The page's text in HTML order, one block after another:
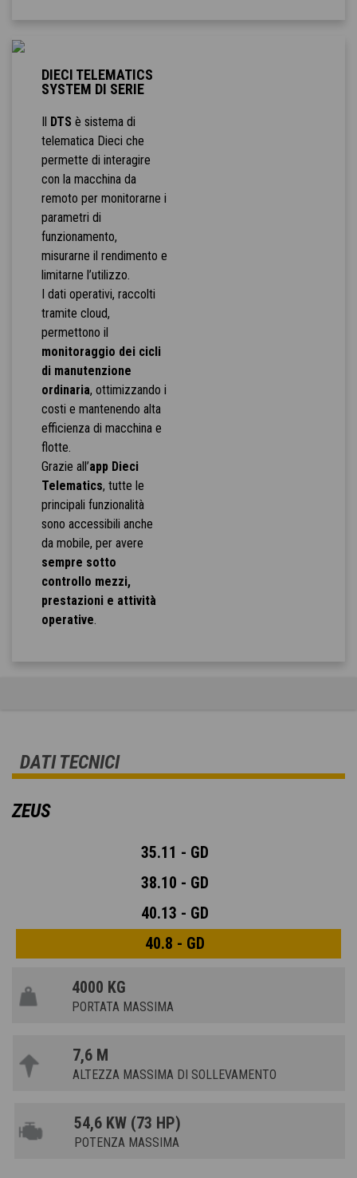
DIECI TELEMATICS
SYSTEM DI SERIE
DTS è sistema di
telematica Dieci che
permette di interagire
con la macchina da
remoto per monitorarne i
parametri di
funzionamento,
misurarne il rendimento e
limitarne l’utilizzo.
I dati operativi, raccolti
tramite cloud,
permettono il
monitoraggio dei cicli
di manutenzione
ordinaria, ottimizzando i
costi e mantenendo alta
efficienza di macchina e
flotte.
Grazie all’app Dieci
Telematics, tutte le
principali funzionalità
sono accessibili anche
da mobile, per avere
sempre sotto
controllo mezzi,
prestazioni e attività
operative.
DATI TECNICI
ZEUS
35.11 - GD
38.10 - GD
40.13 - GD
40.8 - GD
4000 KG
PORTATA MASSIMA
7,6 M
ALTEZZA MASSIMA DI SOLLEVAMENTO
54,6 KW (73 HP)
POTENZA MASSIMA